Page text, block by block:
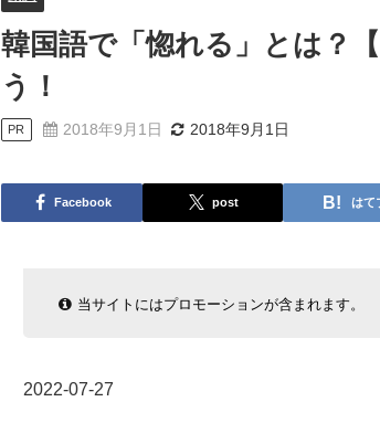
韓国語で「惚れる」とは？
う！
PR 2018年9月1日 2018年9月1日
Facebook post はて
当サイトにはプロモーションが含まれます。
2022-07-27